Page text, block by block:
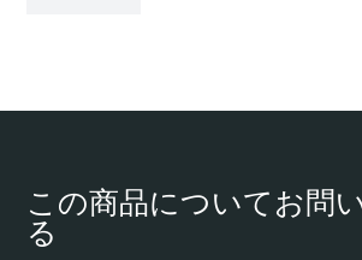
この商品についてお問
る